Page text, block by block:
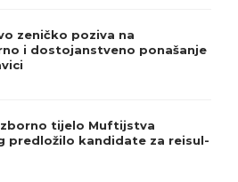
zeničko poziva na
i dostojanstveno ponašanje
tijelo Muftijstva
predložilo kandidate za reisul-